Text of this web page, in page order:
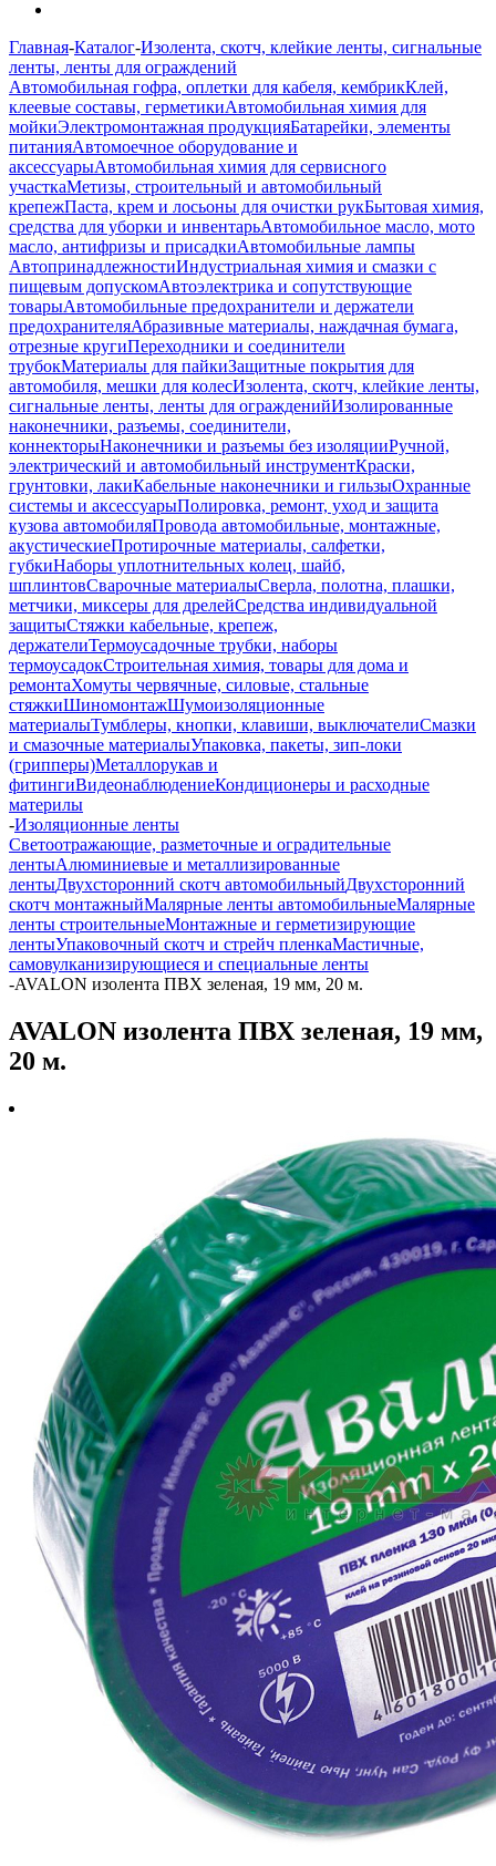
Главная-Каталог-Изолента, скотч, клейкие ленты, сигнальные
ленты, ленты для ограждений
Автомобильная гофра, оплетки для кабеля, кембрикКлей,
клеевые составы, герметикиАвтомобильная химия для
мойкиЭлектромонтажная продукцияБатарейки, элементы
питанияАвтомоечное оборудование и
аксессуарыАвтомобильная химия для сервисного
участкаМетизы, строительный и автомобильный
крепежПаста, крем и лосьоны для очистки рукБытовая химия,
средства для уборки и инвентарьАвтомобильное масло, мото
масло, антифризы и присадкиАвтомобильные лампы
АвтопринадлежностиИндустриальная химия и смазки с
пищевым допускомАвтоэлектрика и сопутствующие
товарыАвтомобильные предохранители и держатели
предохранителяАбразивные материалы, наждачная бумага,
отрезные кругиПереходники и соединители
трубокМатериалы для пайкиЗащитные покрытия для
автомобиля, мешки для колесИзолента, скотч, клейкие ленты,
сигнальные ленты, ленты для огражденийИзолированные
наконечники, разъемы, соединители,
коннекторыНаконечники и разъемы без изоляцииРучной,
электрический и автомобильный инструментКраски,
грунтовки, лакиКабельные наконечники и гильзыОхранные
системы и аксессуарыПолировка, ремонт, уход и защита
кузова автомобиляПровода автомобильные, монтажные,
акустическиеПротирочные материалы, салфетки,
губкиНаборы уплотнительных колец, шайб,
шплинтовСварочные материалыСверла, полотна, плашки,
метчики, миксеры для дрелейСредства индивидуальной
защитыСтяжки кабельные, крепеж,
держателиТермоусадочные трубки, наборы
термоусадокСтроительная химия, товары для дома и
ремонтаХомуты червячные, силовые, стальные
стяжкиШиномонтажШумоизоляционные
материалыТумблеры, кнопки, клавиши, выключателиСмазки
и смазочные материалыУпаковка, пакеты, зип-локи
(грипперы)Металлорукав и
фитингиВидеонаблюдениеКондиционеры и расходные
материлы
-Изоляционные ленты
Светоотражающие, разметочные и оградительные
лентыАлюминиевые и металлизированные
лентыДвухсторонний скотч автомобильныйДвухсторонний
скотч монтажныйМалярные ленты автомобильныеМалярные
ленты строительныеМонтажные и герметизирующие
лентыУпаковочный скотч и стрейч пленкаМастичные,
самовулканизирующиеся и специальные ленты
-AVALON изолента ПВХ зеленая, 19 мм, 20 м.
AVALON изолента ПВХ зеленая, 19 мм,
20 м.